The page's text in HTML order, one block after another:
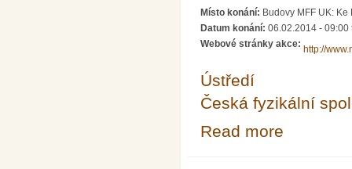
Místo konání: Budovy MFF UK:
Datum konání: 06.02.2014 - 09:00
Webové stránky akce:
http://
Ústředí
Česká fyzikální
Read more